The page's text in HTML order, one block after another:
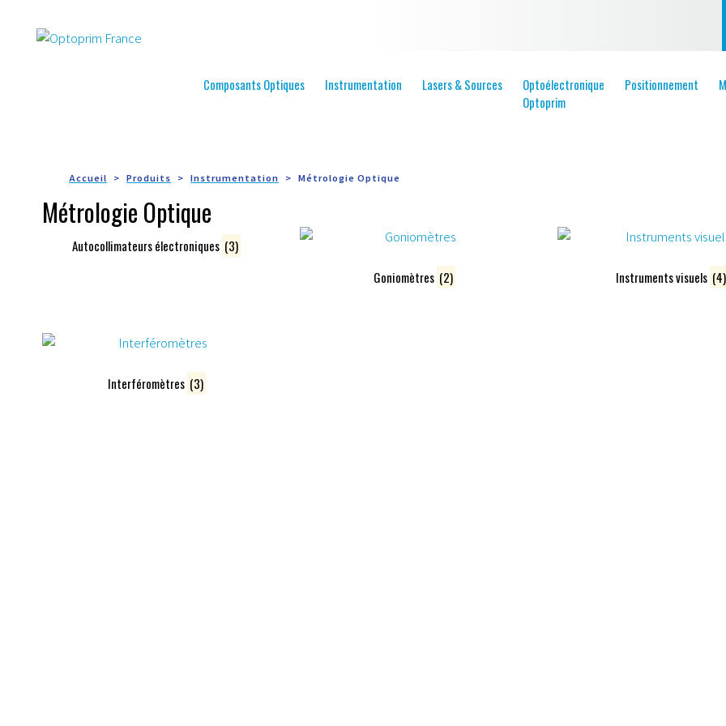
Composants Optiques Instrumentation Lasers & Sources Optoélectronique Positionnement
Optoprim
Accueil Produits Instrumentation Métrologie Optique
Métrologie Optique
Autocollimateurs électroniques (3)
Goniomètres (2) Instruments visuels (4)
Interféromètres (3)